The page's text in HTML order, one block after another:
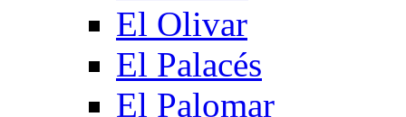
El Olivar
El Palacés
El Palomar